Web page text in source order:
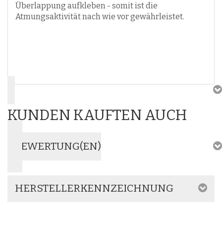
Überlappung aufkleben - somit ist die
Atmungsaktivität nach wie vor gewährleistet.
KUNDEN KAUFTEN AUCH
BEWERTUNG(EN)
HERSTELLERKENNZEICHNUNG